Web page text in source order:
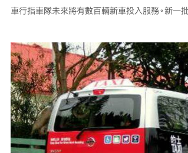
車行指車隊未來將有數百輛新車投入服務。新一